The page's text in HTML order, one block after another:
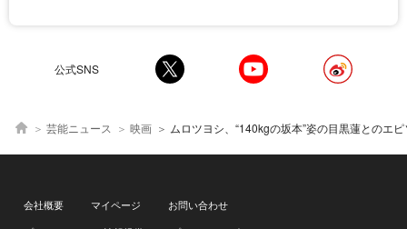
公式SNS
芸能ニュース 映画 ムロツヨシ、“140kgの坂本”姿の目黒蓮とのエピソードを語る 佐藤二朗、宅麻伸の参戦も決定＜SAKAMOTO
会社概要 マイページ
お問い合わせ